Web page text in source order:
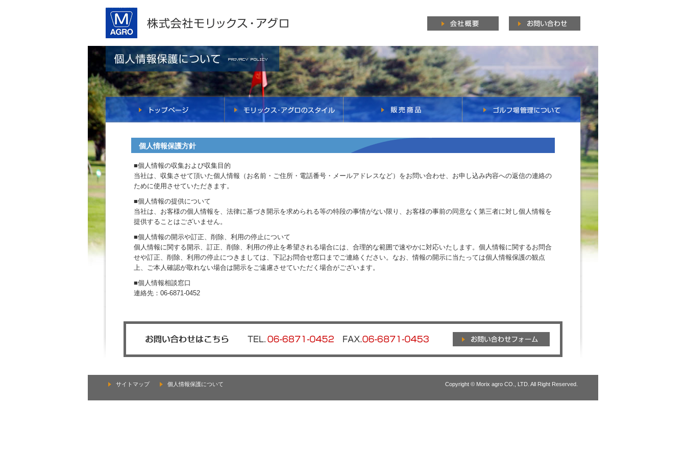
個人情報保護方針
■個人情報の収集および収集目的
当社は、収集させて頂いた個人情報（お名前・ご住所・電話番号・メールアドレスなど）をお問い合わせ、お申し込み内容への返信の連絡の
ために使用させていただきます。
■個人情報の提供について
当社は、お客様の個人情報を、法律に基づき開示を求められる等の特段の事情がない限り、お客様の事前の同意なく第三者に対し個人情報を
提供することはございません。
■個人情報の開示や訂正、削除、利用の停止について
個人情報に関する開示、訂正、削除、利用の停止を希望される場合には、合理的な範囲で速やかに対応いたします。個人情報に関するお問合
せや訂正、削除、利用の停止につきましては、下記お問合せ窓口までご連絡ください。なお、情報の開示に当たっては個人情報保護の観点
上、ご本人確認が取れない場合は開示をご遠慮させていただく場合がございます。
■個人情報相談窓口
連絡先：06-6871-0452
サイトマップ 個人情報保護について Copyright © Morix agro CO., LTD. All Right Reserved.